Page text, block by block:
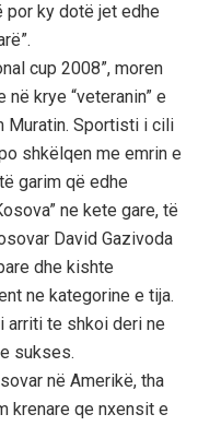
por ky dotë jet edhe
cup 2008”, moren
krye “veteranin” e
Muratin. Sportisti i cili
shkëlqen me emrin e
garim që edhe
ne kete gare, të
David Gazivoda
dhe kishte
ne kategorine e tija.
te shkoi deri ne
sukses.
në Amerikë, tha
krenare qe nxensit e